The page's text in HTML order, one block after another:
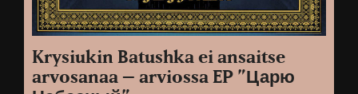
Krysiukin Batushka ei ansaitse
arvosanaa – arviossa EP ”Царю